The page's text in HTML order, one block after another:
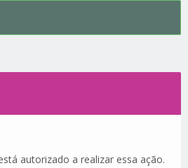
autorizado a realizar essa ação.